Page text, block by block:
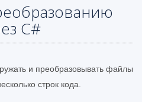
C#
и преобразовывать файлы
строк кода.